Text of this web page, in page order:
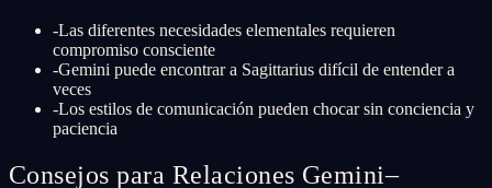
-Las diferentes necesidades elementales requieren
compromiso consciente
-Gemini puede encontrar a Sagittarius difícil de entender a
veces
-Los estilos de comunicación pueden chocar sin conciencia y
paciencia
Consejos para Relaciones Gemini–